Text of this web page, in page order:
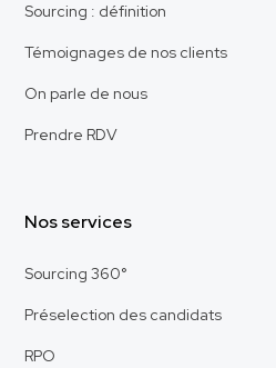
Sourcing : définition
Témoignages de nos clients
On parle de nous
Prendre RDV
Nos services
Sourcing 360°
Préselection des candidats
RPO